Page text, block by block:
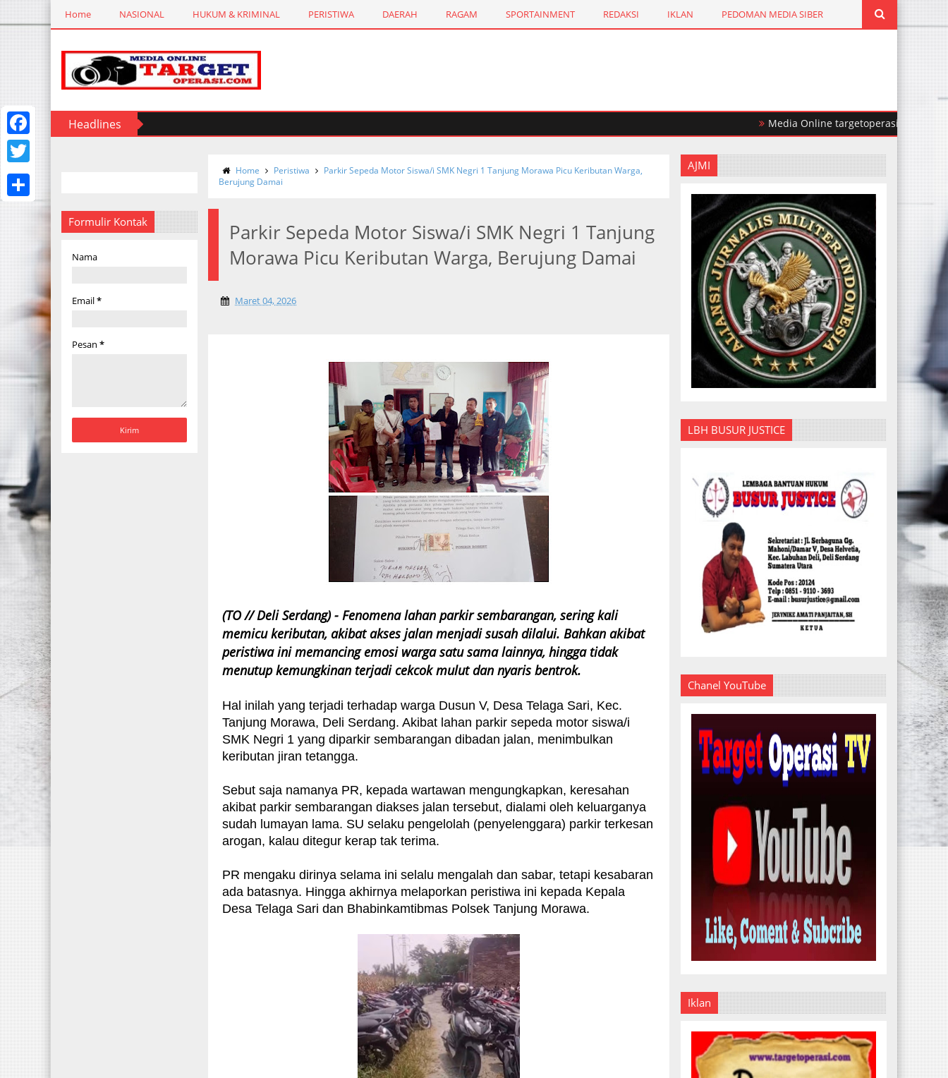
Home NASIONAL HUKUM & KRIMINAL PERISTIWA DAERAH RAGAM SPORTAINMENT REDAKSI IKLAN PEDOMAN MEDIA SIBER
Headlines Media Online targetoperasi.com
F
e
b
o
o
k
T
w
i
t
t
e
r
S
h
a
r
e
Formulir Kontak
Nama
Email*
Pesan *
Home Peristiwa
Parkir Sepeda Motor Siswa/i SMK Negri 1 Tanjung Morawa Picu Keributan Warga,
Berujung Damai
Parkir Sepeda Motor Siswa/i SMK Negri 1 Tanjung
Morawa Picu Keributan Warga, Berujung Damai
Maret 04, 2026
(TO // Deli Serdang) - Fenomena lahan parkir sembarangan, sering kali
memicu keributan, akibat akses jalan menjadi susah dilalui. Bahkan akibat
peristiwa ini memancing emosi warga satu sama lainnya, hingga tidak
menutup kemungkinan terjadi cekcok mulut dan nyaris bentrok.
Hal inilah yang terjadi terhadap warga Dusun V, Desa Telaga Sari, Kec.
Tanjung Morawa, Deli Serdang. Akibat lahan parkir sepeda motor siswa/i
SMK Negri 1 yang diparkir sembarangan dibadan jalan, menimbulkan
keributan jiran tetangga.
Sebut saja namanya PR, kepada wartawan mengungkapkan, keresahan
akibat parkir sembarangan diakses jalan tersebut, dialami oleh keluarganya
sudah lumayan lama. SU selaku pengelolah (penyelenggara) parkir terkesan
arogan, kalau ditegur kerap tak terima.
PR mengaku dirinya selama ini selalu mengalah dan sabar, tetapi kesabaran
ada batasnya. Hingga akhirnya melaporkan peristiwa ini kepada Kepala
Desa Telaga Sari dan Bhabinkamtibmas Polsek Tanjung Morawa.
AJMI
LBH BUSUR JUSTICE
Chanel YouTube
Iklan